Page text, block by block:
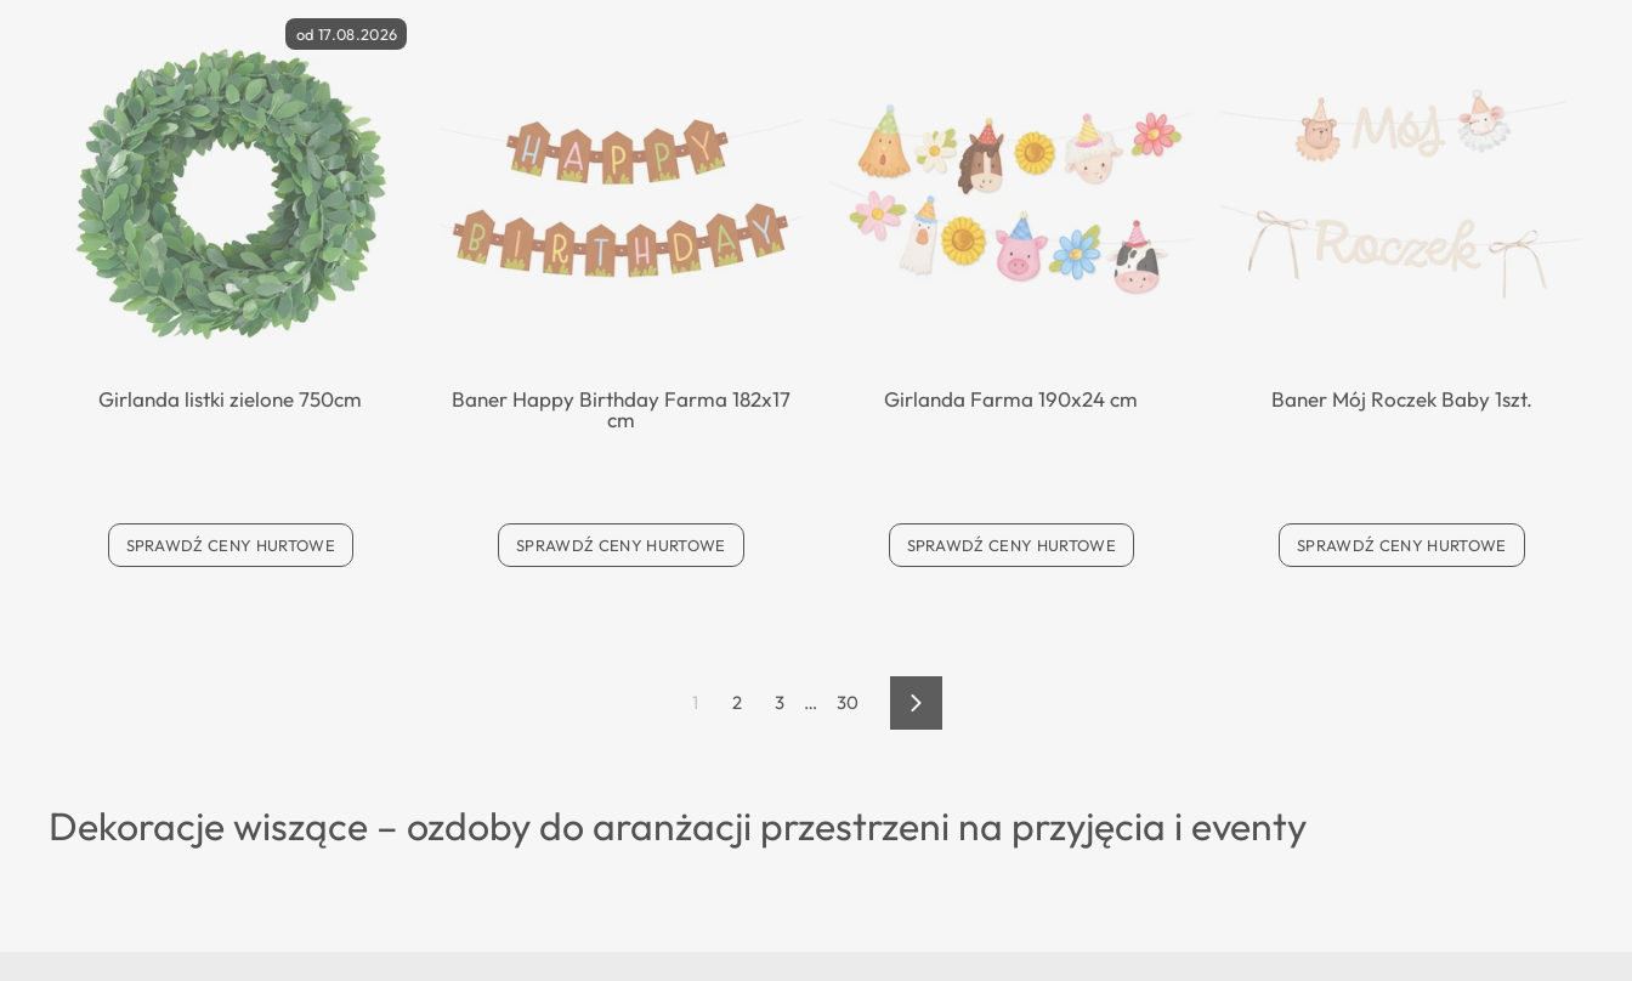
od 17.08.2026
Girlanda listki zielone 750cm
SPRAWDŹ CENY HURTOWE
Baner Happy Birthday Farma 182x17
cm
SPRAWDŹ CENY HURTOWE
Girlanda Farma 190x24 cm
SPRAWDŹ CENY HURTOWE
Baner Mój Roczek Baby 1szt.
SPRAWDŹ CENY HURTOWE
1 2 3 … 30 Dalej
Dekoracje wiszące – ozdoby do aranżacji przestrzeni na przyjęcia i eventy